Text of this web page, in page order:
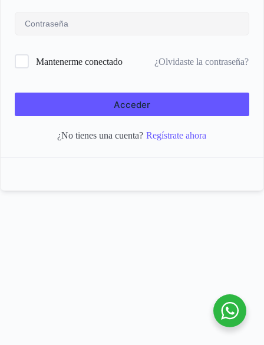
Mantenerme conectado ¿Olvidaste la contraseña?
Acceder
¿No tienes una cuenta? Regístrate ahora